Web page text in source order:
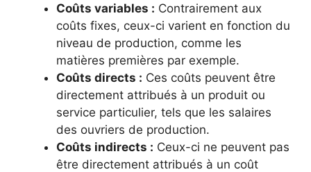
Coûts variables : Contrairement aux
coûts fixes, ceux-ci varient en fonction du
niveau de production, comme les
matières premières par exemple.
Coûts directs : Ces coûts peuvent être
directement attribués à un produit ou
service particulier, tels que les salaires
des ouvriers de production.
Coûts indirects : Ceux-ci ne peuvent pas
être directement attribués à un coût